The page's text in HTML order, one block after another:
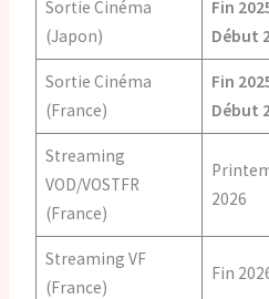
Sortie Cinéma
(Japon)
Fin
Début
Sortie Cinéma
(France)
Fin
Début
Streaming
VOD/VOSTFR
(France)
2026
Streaming VF
(France)
Fin